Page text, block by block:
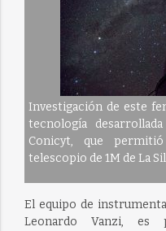
Investigación de este
tecnología
Conicyt, que
telescopio de 1M de La
El equipo de
Leonardo Vanzi, es